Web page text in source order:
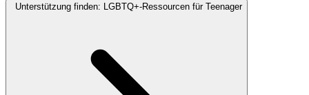
Unterstützung finden: LGBTQ+-Ressourcen für Teenager